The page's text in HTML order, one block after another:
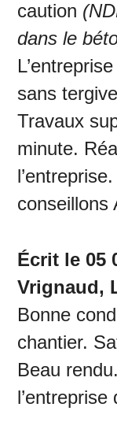
caution
dans le
sans
Travaux
minute.
conseillons
Écrit le 05
Vrignaud,
Bonne
chantier.
Beau
l’entreprise